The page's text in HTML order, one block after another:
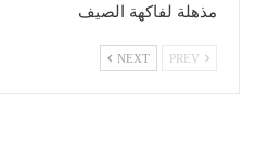
مذهلة لفاكهة الصيف
NEXT